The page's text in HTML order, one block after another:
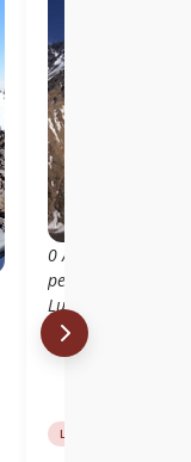
0 Al quinto
pegue, Ismael
Lucho. A Paulo la
así es que queda
Libro de cumbre